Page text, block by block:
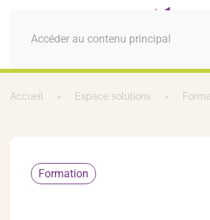
Accéder au contenu principal
MENU
Accueil Espace solutions
Formation